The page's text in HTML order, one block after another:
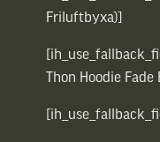
Friluftbyxa)]
Thon Hoodie Fade